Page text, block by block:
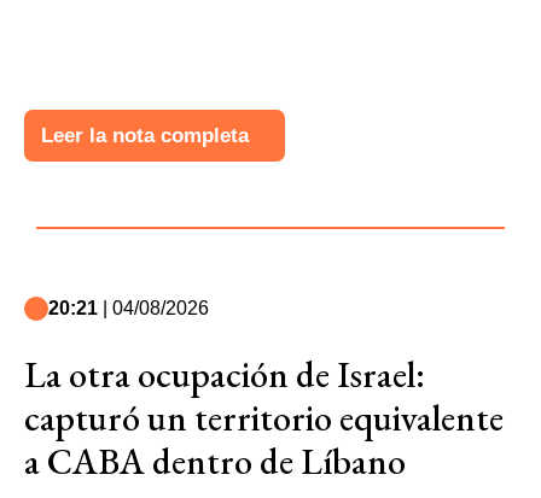
Leer la nota completa
20:21 | 04/08/2026
La otra ocupación de Israel:
capturó un territorio equivalente
a CABA dentro de Líbano